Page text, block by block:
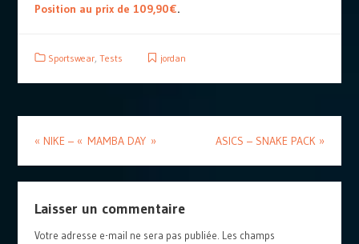
Position au prix de 109,90€.
Sportswear, Tests jordan
« NIKE – « MAMBA DAY » ASICS – SNAKE PACK »
Laisser un commentaire
Votre adresse e-mail ne sera pas publiée. Les champs